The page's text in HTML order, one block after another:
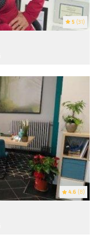
5 (31)
4.6 (8)